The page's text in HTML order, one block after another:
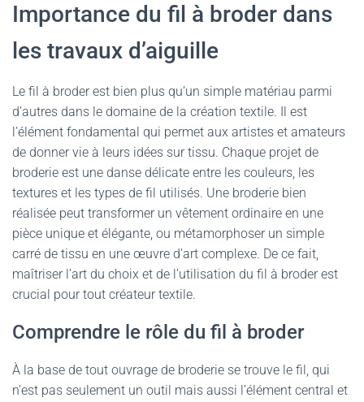
Importance du fil à broder dans
les travaux d’aiguille
Le fil à broder est bien plus qu’un simple matériau parmi
d’autres dans le domaine de la création textile. Il est
l’élément fondamental qui permet aux artistes et amateurs
de donner vie à leurs idées sur tissu. Chaque projet de
broderie est une danse délicate entre les couleurs, les
textures et les types de fil utilisés. Une broderie bien
réalisée peut transformer un vêtement ordinaire en une
pièce unique et élégante, ou métamorphoser un simple
carré de tissu en une œuvre d’art complexe. De ce fait,
maîtriser l’art du choix et de l’utilisation du fil à broder est
crucial pour tout créateur textile.
Comprendre le rôle du fil à broder
À la base de tout ouvrage de broderie se trouve le fil, qui
n’est pas seulement un outil mais aussi l’élément central et